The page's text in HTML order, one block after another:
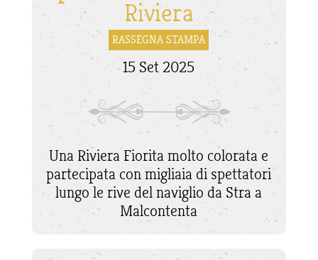
Riviera
RASSEGNA STAMPA
15 Set 2025
Una Riviera Fiorita molto colorata e
partecipata con migliaia di spettatori
lungo le rive del naviglio da Stra a
Malcontenta